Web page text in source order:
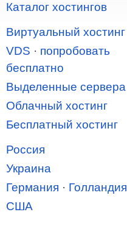
Каталог хостингов
Виртуальный хостинг
VDS · попробовать
бесплатно
Выделенные сервера
Облачный хостинг
Бесплатный хостинг
Россия
Украина
Германия · Голландия
США